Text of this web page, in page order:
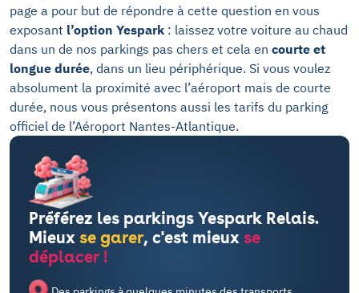
page a pour but de répondre à cette question en vous
exposant l’option Yespark : laissez votre voiture au chaud
dans un de nos parkings pas chers et cela en courte et
longue durée, dans un lieu périphérique. Si vous voulez
absolument la proximité avec l’aéroport mais de courte
durée, nous vous présentons aussi les tarifs du parking
officiel de l’Aéroport Nantes-Atlantique.
Préférez les parkings Yespark Relais.
Mieux se garer, c'est mieux se
déplacer !